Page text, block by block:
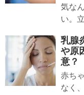
気な
い。
乳腺
や原
意？
赤ち
なく